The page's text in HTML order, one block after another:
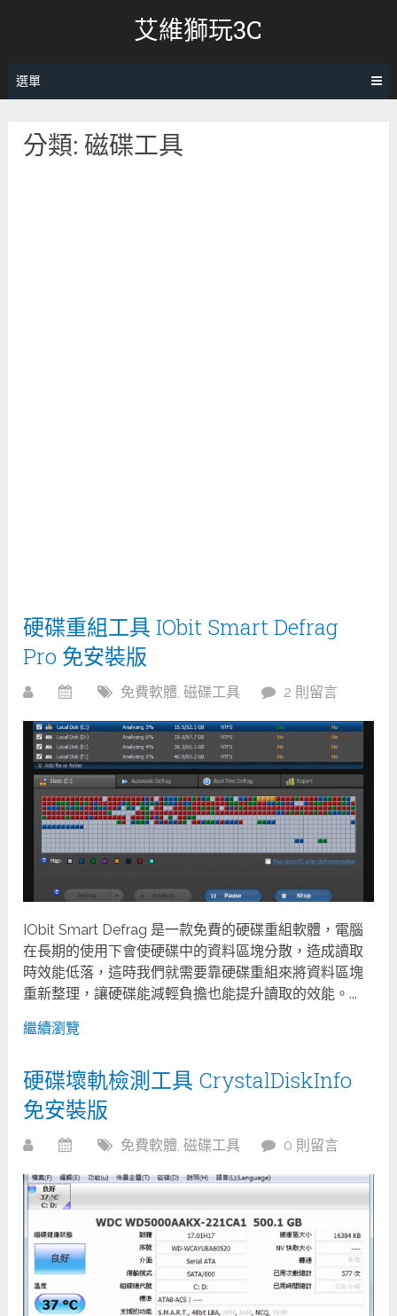
艾維獅玩3C
選單
分類:磁碟工具
硬碟重組工具 IObit Smart Defrag
Pro 免安裝版
免費軟體,磁碟工具 2 則留言
IObit Smart Defrag 是一款免費的硬碟重組軟體，電腦
在長期的使用下會使硬碟中的資料區塊分散，造成讀取
時效能低落，這時我們就需要靠硬碟重組來將資料區塊
重新整理，讓硬碟能減輕負擔也能提升讀取的效能。...
繼續瀏覽
硬碟壞軌檢測工具 CrystalDiskInfo
免安裝版
免費軟體,磁碟工具 0 則留言